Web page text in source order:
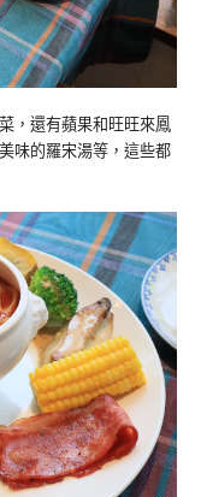
，還有蘋果和旺旺來鳳
味的羅宋湯等，這些都